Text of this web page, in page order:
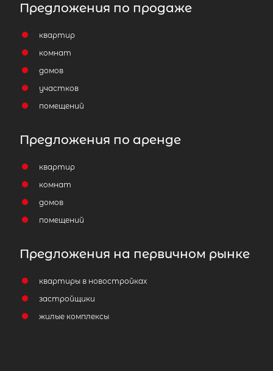
Популярное
Предложения по продаже
квартир
комнат
домов
участков
помещений
Предложения по аренде
квартир
комнат
домов
помещений
Предложения на первичном рынке
квартиры в новостройках
застройщики
жилые комплексы